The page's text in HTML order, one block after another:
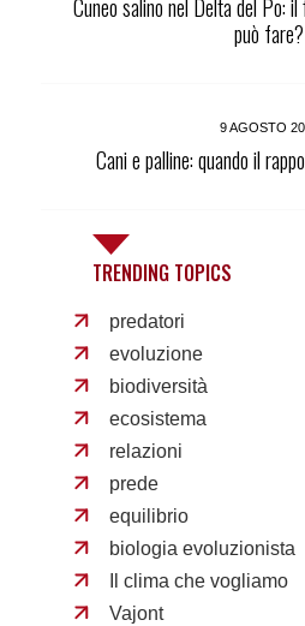
Cuneo salino nel Delta del Po:
può fare?
9 AGOSTO
Cani e palline: quando il
TRENDING TOPICS
predatori
evoluzione
biodiversità
ecosistema
relazioni
prede
equilibrio
biologia evoluzionista
Il clima che vogliamo
Vajont